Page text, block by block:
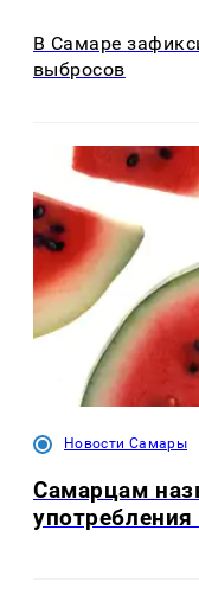
В Самаре
выбросов
Новости Самары
Самарцам